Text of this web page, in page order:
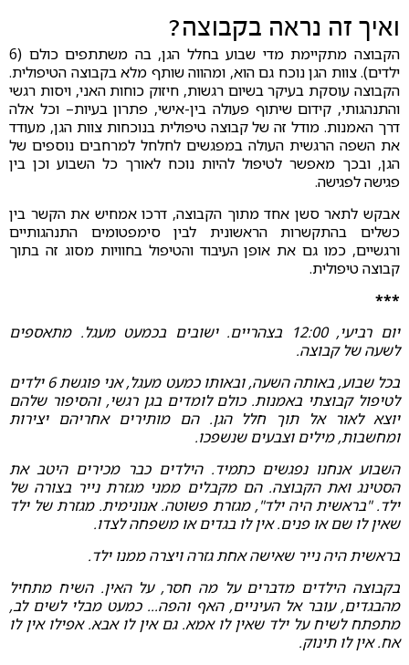
ואיך זה נראה בקבוצה?
הקבוצה מתקיימת מדי שבוע בחלל הגן, בה משתתפים כולם (6
ילדים). צוות הגן נוכח גם הוא, ומהווה שותף מלא בקבוצה הטיפולית.
הקבוצה עוסקת בעיקר בשיום רגשות, חיזוק כוחות האני, ויסות רגשי
והתנהגותי, קידום שיתוף פעולה בין-אישי, פתרון בעיות– וכל אלה
דרך האמנות. מודל זה של קבוצה טיפולית בנוכחות צוות הגן, מעודד
את השפה הרגשית העולה במפגשים לחלחל למרחבים נוספים של
הגן, ובכך מאפשר לטיפול להיות נוכח לאורך כל השבוע וכן בין
פגישה לפגישה.
אבקש לתאר סשן אחד מתוך הקבוצה, דרכו אמחיש את הקשר בין
כשלים בהתקשרות הראשונית לבין סימפטומים התנהגותיים
ורגשיים, כמו גם את אופן העיבוד והטיפול בחוויות מסוג זה בתוך
קבוצה טיפולית.
***
יום רביעי, 12:00 בצהריים. ישובים בכמעט מעגל. מתאספים
לשעה של קבוצה.
בכל שבוע, באותה השעה, ובאותו כמעט מעגל, אני פוגשת 6 ילדים
לטיפול קבוצתי באמנות. כולם לומדים בגן רגשי, והסיפור שלהם
יוצא לאור אל תוך חלל הגן. הם מותירים אחריהם יצירות
ומחשבות, מילים וצבעים שנשפכו.
השבוע אנחנו נפגשים כתמיד. הילדים כבר מכירים היטב את
הסטינג ואת הקבוצה. הם מקבלים ממני מגזרת נייר בצורה של
ילד. "בראשית היה ילד", מגזרת פשוטה. אנונימית. מגזרת של ילד
שאין לו שם או פנים. אין לו בגדים או משפחה לצדו.
בראשית היה נייר שאישה אחת גזרה ויצרה ממנו ילד.
בקבוצה הילדים מדברים על מה חסר, על האין. השיח מתחיל
מהבגדים, עובר אל העיניים, האף והפה... כמעט מבלי לשים לב,
מתפתח לשיח על ילד שאין לו אמא. גם אין לו אבא. אפילו אין לו
אח. אין לו תינוק.